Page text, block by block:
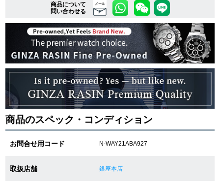
複数条件で商品を絞り込む
詳細検索はこちら
ご利用ガイド
GINZA RASINのプレミアムクオリティについて
送料・お支払方法
ショッピングローンの流れ
商品について
問い合わせる
メール
商品のスペック・コンディション
お問合せ用コード N-WAY21ABA927
取扱店舗 銀座本店